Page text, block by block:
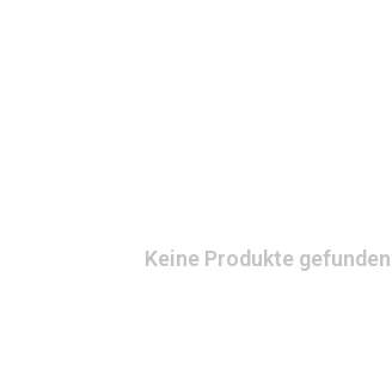
Keine Produkte